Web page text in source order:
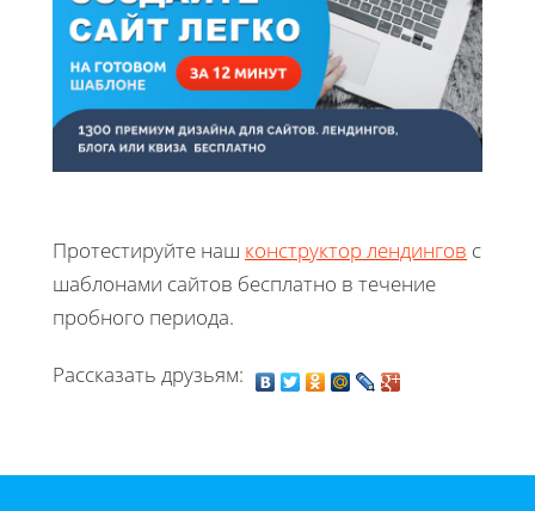
Протестируйте наш конструктор лендингов с
шаблонами сайтов бесплатно в течение
пробного периода.
Рассказать друзьям: